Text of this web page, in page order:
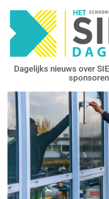
Dagelijks nieuws over